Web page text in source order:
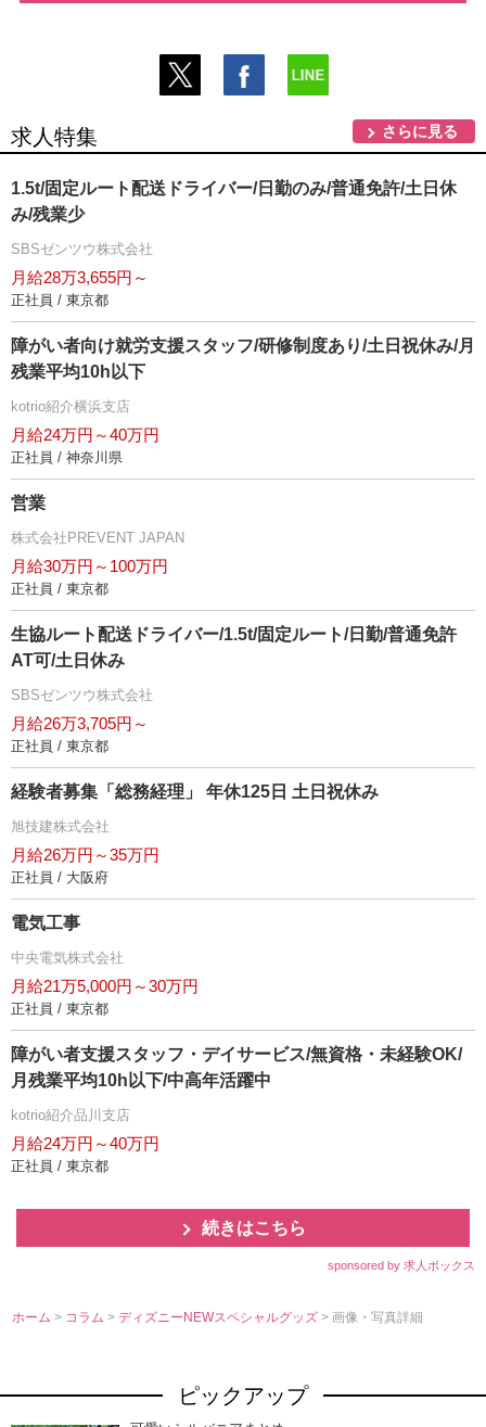
求人特集 さらに見る
1.5t/固定ルート配送ドライバー/日勤のみ/普通免許/土日休
み/残業少
SBSゼンツウ株式会社
月給28万3,655円～
正社員 / 東京都
障がい者向け就労支援スタッフ/研修制度あり/土日祝休み/月
残業平均10h以下
kotrio紹介横浜支店
月給24万円～40万円
正社員 / 神奈川県
営業
株式会社PREVENT JAPAN
月給30万円～100万円
正社員 / 東京都
生協ルート配送ドライバー/1.5t/固定ルート/日勤/普通免許
AT可/土日休み
SBSゼンツウ株式会社
月給26万3,705円～
正社員 / 東京都
経験者募集「総務経理」 年休125日 土日祝休み
旭技建株式会社
月給26万円～35万円
正社員 / 大阪府
電気工事
中央電気株式会社
月給21万5,000円～30万円
正社員 / 東京都
障がい者支援スタッフ・デイサービス/無資格・未経験OK/
月残業平均10h以下/中高年活躍中
kotrio紹介品川支店
月給24万円～40万円
正社員 / 東京都
続きはこちら
sponsored by 求人ボックス
ホーム > コラム>ディズニーNEWスペシャルグッズ> 画像・写真詳細
ピックアップ